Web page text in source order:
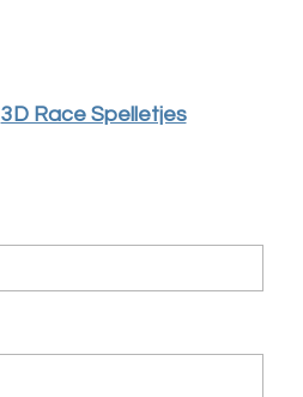
3D Race Spelletjes